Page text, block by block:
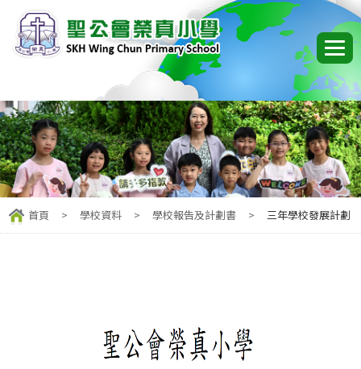
首頁 > 學校資料 > 學校報告及計劃書 > 三年學校發展計劃